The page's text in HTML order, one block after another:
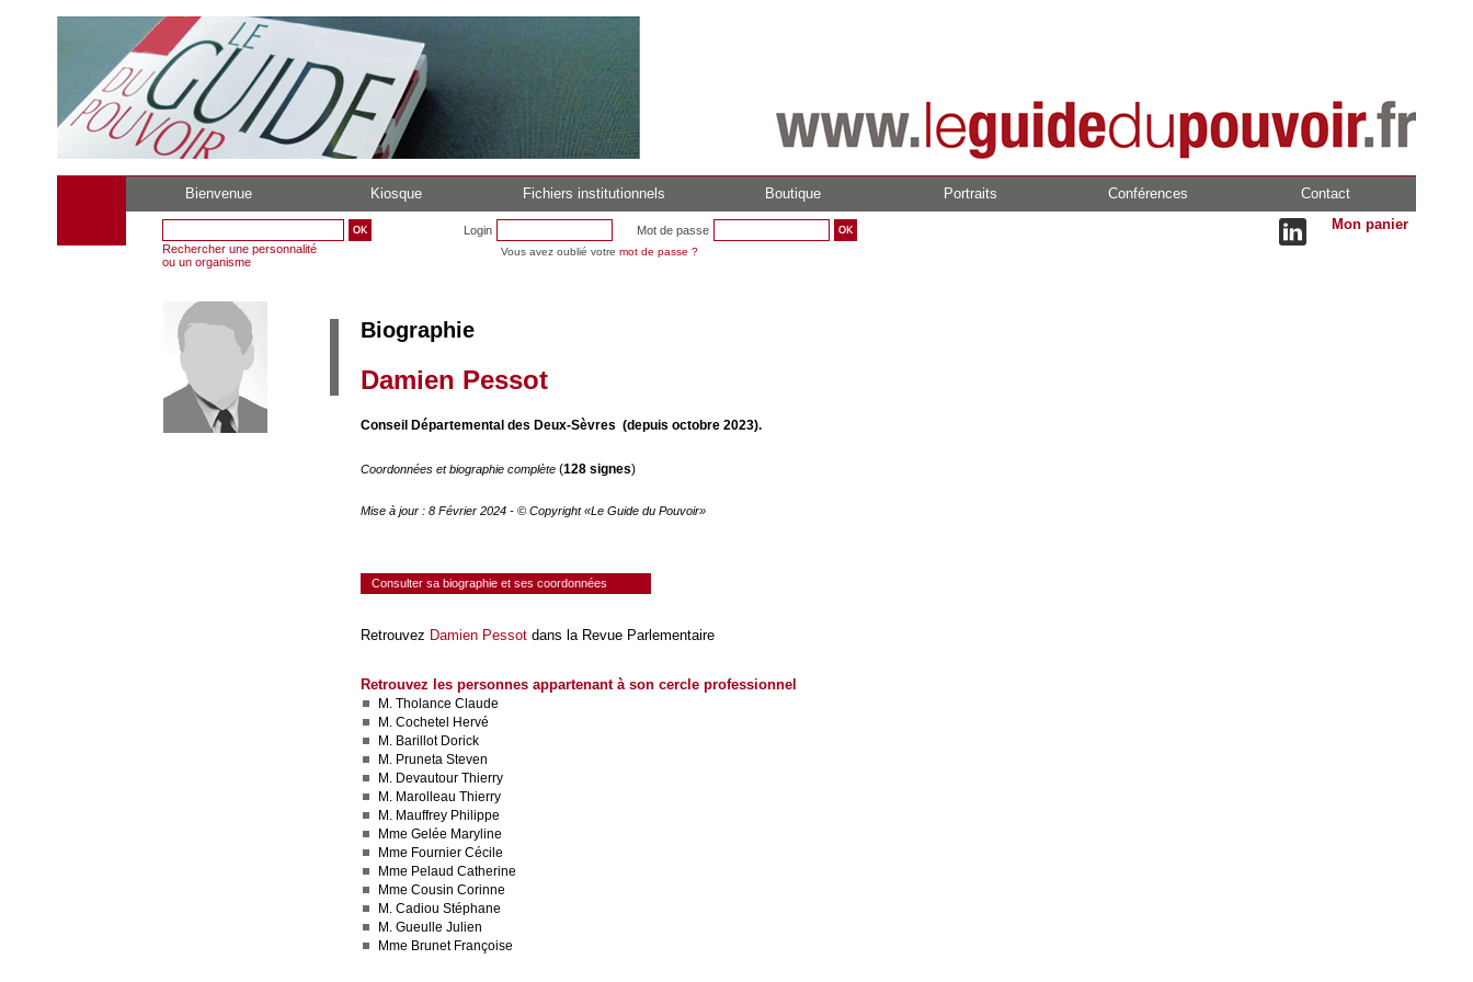
Bienvenue Kiosque Fichiers institutionnels Boutique Portraits Conférences Contact
Rechercher une personnalité
ou un organisme
Login Mot de passe
Vous avez oublié votre mot de passe ?
Mon panier
Biographie
Damien Pessot
Conseil Départemental des Deux-Sèvres (depuis octobre 2023).
Coordonnées et biographie complète (128 signes)
Mise à jour : 8 Février 2024 - © Copyright «Le Guide du Pouvoir»
Consulter sa biographie et ses coordonnées
Retrouvez Damien Pessot dans la Revue Parlementaire
Retrouvez les personnes appartenant à son cercle professionnel
M. Tholance Claude
M. Cochetel Hervé
M. Barillot Dorick
M. Pruneta Steven
M. Devautour Thierry
M. Marolleau Thierry
M. Mauffrey Philippe
Mme Gelée Maryline
Mme Fournier Cécile
Mme Pelaud Catherine
Mme Cousin Corinne
M. Cadiou Stéphane
M. Gueulle Julien
Mme Brunet Françoise